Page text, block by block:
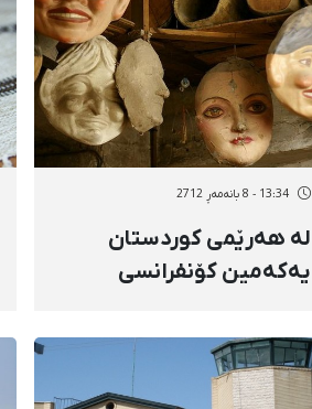
13:34 - 8 بانەمەڕ 2712
لە هەرێمی كوردستان
یەكەمین كۆنفرانسی
پێكرد